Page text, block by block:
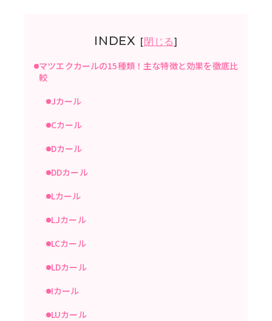
INDEX [閉じる]
マツエクカールの15種類！主な特徴と効果を徹底比
較
Jカール
Cカール
Dカール
DDカール
Lカール
LJカール
LCカール
LDカール
Iカール
LUカール